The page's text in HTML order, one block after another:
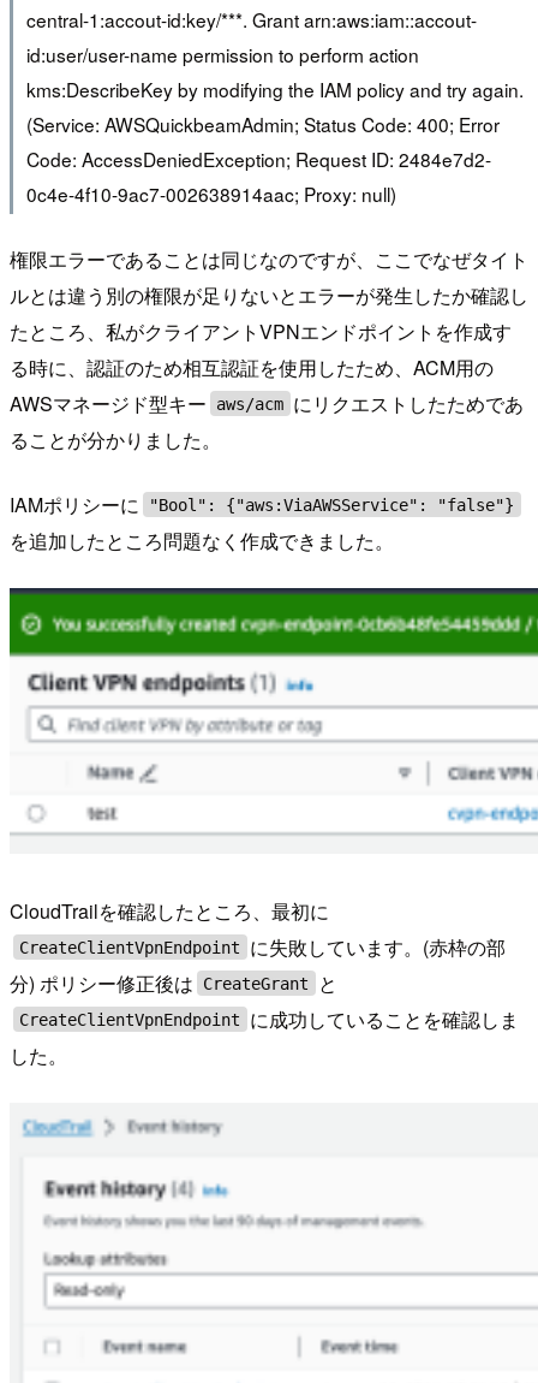
central-1:accout-id:key/***. Grant arn:aws:iam::accout-
id:user/user-name permission to perform action
kms:DescribeKey by modifying the IAM policy and try again.
(Service: AWSQuickbeamAdmin; Status Code: 400; Error
Code: AccessDeniedException; Request ID: 2484e7d2-
0c4e-4f10-9ac7-002638914aac; Proxy: null)
権限エラーであることは同じなのですが、ここでなぜタイト
ルとは違う別の権限が足りないとエラーが発生したか確認し
たところ、私がクライアントVPNエンドポイントを作成す
る時に、認証のため相互認証を使用したため、ACM用の
AWSマネージド型キー
aws/acm にリクエストしたためであ
ることが分かりました。
IAMポリシーに "Bool": {"aws:ViaAWSService": "false"}
を追加したところ問題なく作成できました。
CloudTrailを確認したところ、最初に
CreateClientVpnEndpoint
に失敗しています。(赤枠の部
分) ポリシー修正後は
CreateGrant と
CreateClientVpnEndpoint
に成功していることを確認しま
した。